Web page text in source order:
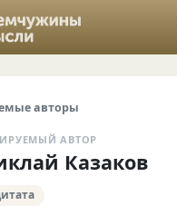
авторы
АВТОР
Казаков